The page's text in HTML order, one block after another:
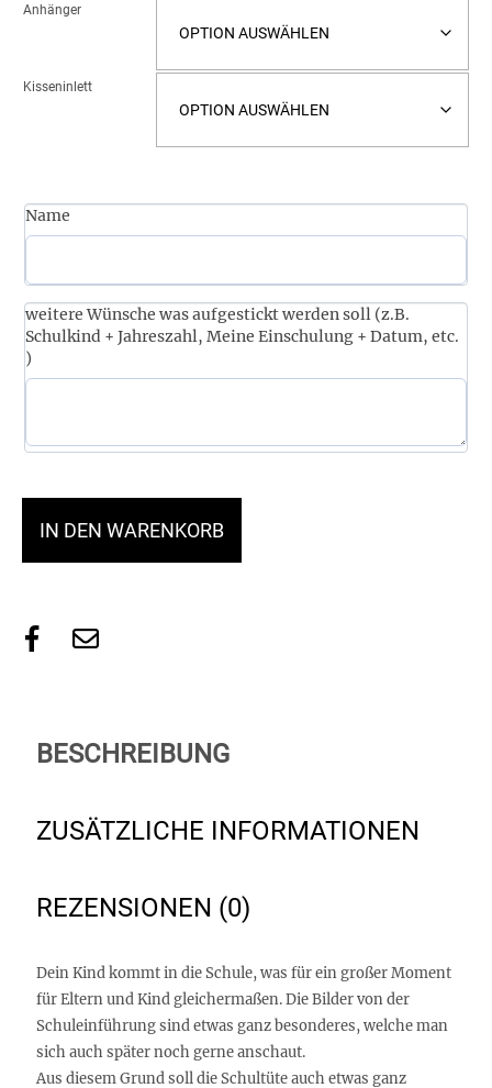
Anhänger
Kisseninlett
Name
weitere Wünsche was aufgestickt werden soll (z.B.
Schulkind + Jahreszahl, Meine Einschulung + Datum, etc.
)
IN DEN WARENKORB
BESCHREIBUNG
ZUSÄTZLICHE INFORMATIONEN
REZENSIONEN (0)
Dein Kind kommt in die Schule, was für ein großer Moment
für Eltern und Kind gleichermaßen. Die Bilder von der
Schuleinführung sind etwas ganz besonderes, welche man
sich auch später noch gerne anschaut.
Aus diesem Grund soll die Schultüte auch etwas ganz